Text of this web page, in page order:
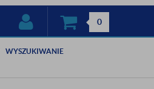
0
WYSZUKIWANIE